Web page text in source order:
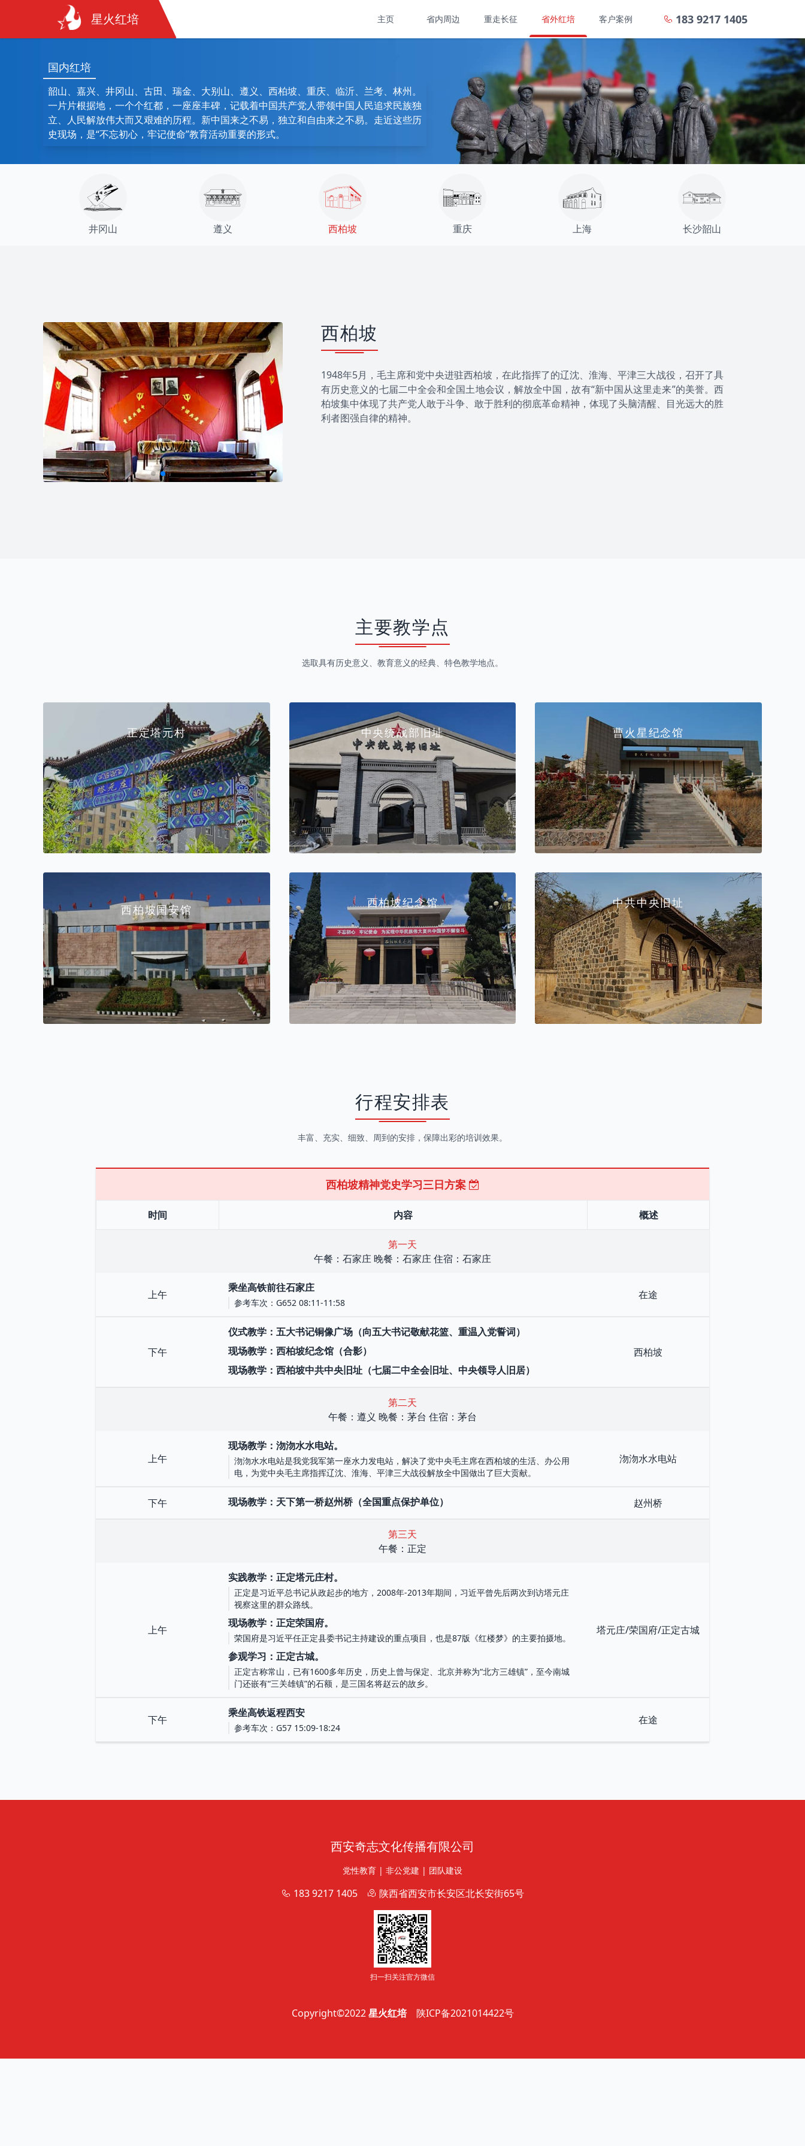
星火红培 主页 省内周边 重走长征 省外红培 客户案例 183 9217 1405
国内红培
韶山、嘉兴、井冈山、古田、瑞金、大别山、遵义、西柏坡、重庆、临沂、兰考、林州。
一片片根据地，一个个红都，一座座丰碑，记载着中国共产党人带领中国人民追求民族独
立、人民解放伟大而又艰难的历程。新中国来之不易，独立和自由来之不易。走近这些历
史现场，是“不忘初心，牢记使命”教育活动重要的形式。
井冈山 遵义 西柏坡 重庆 上海 长沙韶山
西柏坡
1948年5月，毛主席和党中央进驻西柏坡，在此指挥了的辽沈、淮海、平津三大战役，召开了具
有历史意义的七届二中全会和全国土地会议，解放全中国，故有“新中国从这里走来”的美誉。西
柏坡集中体现了共产党人敢于斗争、敢于胜利的彻底革命精神，体现了头脑清醒、目光远大的胜
利者图强自律的精神。
主要教学点
选取具有历史意义、教育意义的经典、特色教学地点。
正定塔元村 中央统战部旧址 曹火星纪念馆
西柏坡国安馆 西柏坡纪念馆 中共中央旧址
行程安排表
丰富、充实、细致、周到的安排，保障出彩的培训效果。
西柏坡精神党史学习三日方案
时间 内容 概述
第一天
午餐：石家庄 晚餐：石家庄 住宿：石家庄
上午
乘坐高铁前往石家庄
参考车次：G652 08:11-11:58
在途
下午
仪式教学：五大书记铜像广场（向五大书记敬献花篮、重温入党誓词）
现场教学：西柏坡纪念馆（合影）
现场教学：西柏坡中共中央旧址（七届二中全会旧址、中央领导人旧居）
西柏坡
第二天
午餐：遵义 晚餐：茅台 住宿：茅台
上午
现场教学：沕沕水水电站。
沕沕水水电站是我党我军第一座水力发电站，解决了党中央毛主席在西柏坡的生活、办公用
电，为党中央毛主席指挥辽沈、淮海、平津三大战役解放全中国做出了巨大贡献。
沕沕水水电站
下午 现场教学：天下第一桥赵州桥（全国重点保护单位） 赵州桥
第三天
午餐：正定
上午
实践教学：正定塔元庄村。
正定是习近平总书记从政起步的地方，2008年-2013年期间，习近平曾先后两次到访塔元庄
视察这里的群众路线。
现场教学：正定荣国府。
荣国府是习近平任正定县委书记主持建设的重点项目，也是87版《红楼梦》的主要拍摄地。
参观学习：正定古城。
正定古称常山，已有1600多年历史，历史上曾与保定、北京并称为“北方三雄镇”，至今南城
门还嵌有“三关雄镇”的石额，是三国名将赵云的故乡。
塔元庄/荣国府/正定古城
下午
乘坐高铁返程西安
参考车次：G57 15:09-18:24
在途
西安奇志文化传播有限公司
党性教育 | 非公党建 | 团队建设
183 9217 1405 陕西省西安市长安区北长安街65号
扫一扫关注官方微信
Copyright©2022 星火红培 陕ICP备2021014422号